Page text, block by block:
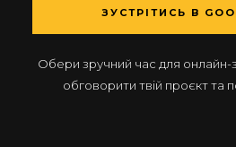
ЗУСТРІТИСЬ В
Обери зручний час для онлайн-
обговорити твій проєкт та